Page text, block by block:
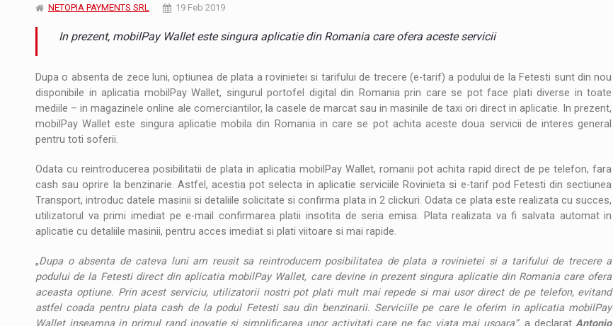
STIRI Noul Mercedes-Benz VLE este acum disponibil pentru comanda intr-o gama extinsa de variante atragatoare
STIRI JAECOO 5 SHS-H a ajuns in Romania
ARTICOLE Proteinmaxxing and the Future of Protein Demand
NETOPIA PAYMENTS SRL 19 Feb 2019
In prezent, mobilPay Wallet este singura aplicatie din Romania care ofera aceste servicii
Dupa o absenta de zece luni, optiunea de plata a rovinietei si tarifului de trecere (e-tarif) a podului de la Fetesti sunt din nou
disponibile in aplicatia mobilPay Wallet, singurul portofel digital din Romania prin care se pot face plati diverse in toate
mediile – in magazinele online ale comerciantilor, la casele de marcat sau in masinile de taxi ori direct in aplicatie. In prezent,
mobilPay Wallet este singura aplicatie mobila din Romania in care se pot achita aceste doua servicii de interes general
pentru toti soferii.
Odata cu reintroducerea posibilitatii de plata in aplicatia mobilPay Wallet, romanii pot achita rapid direct de pe telefon, fara
cash sau oprire la benzinarie. Astfel, acestia pot selecta in aplicatie serviciile Rovinieta si e-tarif pod Fetesti din sectiunea
Transport, introduc datele masinii si detaliile solicitate si confirma plata in 2 clickuri. Odata ce plata este realizata cu succes,
utilizatorul va primi imediat pe e-mail confirmarea platii insotita de seria emisa. Plata realizata va fi salvata automat in
aplicatie cu detaliile masinii, pentru acces imediat si plati viitoare si mai rapide.
„Dupa o absenta de cateva luni am reusit sa reintroducem posibilitatea de plata a rovinietei si a tarifului de trecere a
podului de la Fetesti direct din aplicatia mobilPay Wallet, care devine in prezent singura aplicatie din Romania care ofera
aceasta optiune. Prin acest serviciu, utilizatorii nostri pot plati mult mai repede si mai usor direct de pe telefon, evitand
astfel coada pentru plata cash de la podul Fetesti sau din benzinarii. Serviciile pe care le oferim in aplicatia mobilPay
Wallet inseamna in primul rand inovatie si simplificarea unor activitati care ne fac viata mai usoara”, a declaratAntonio